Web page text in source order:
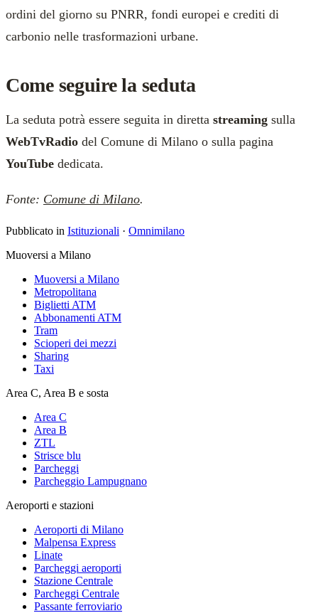
ordini del giorno su PNRR, fondi europei e crediti di
carbonio nelle trasformazioni urbane.
Come seguire la seduta
La seduta potrà essere seguita in diretta streaming sulla
WebTvRadio del Comune di Milano o sulla pagina
YouTube dedicata.
Fonte: Comune di Milano.
Pubblicato in Istituzionali · Omnimilano
Muoversi a Milano
Muoversi a Milano
Metropolitana
Biglietti ATM
Abbonamenti ATM
Tram
Scioperi dei mezzi
Sharing
Taxi
Area C, Area B e sosta
Area C
Area B
ZTL
Strisce blu
Parcheggi
Parcheggio Lampugnano
Aeroporti e stazioni
Aeroporti di Milano
Malpensa Express
Linate
Parcheggi aeroporti
Stazione Centrale
Parcheggi Centrale
Passante ferroviario